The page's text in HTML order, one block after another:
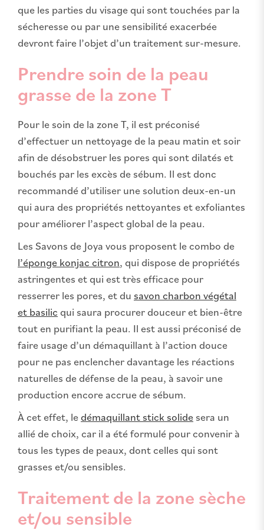
que les parties du visage qui sont touchées par la
sécheresse ou par une sensibilité exacerbée
devront faire l’objet d’un traitement sur-mesure.
Prendre soin de la peau
grasse de la zone T
Pour le soin de la zone T, il est préconisé
d’effectuer un nettoyage de la peau matin et soir
afin de désobstruer les pores qui sont dilatés et
bouchés par les excès de sébum. Il est donc
recommandé d’utiliser une solution deux-en-un
qui aura des propriétés nettoyantes et exfoliantes
pour améliorer l’aspect global de la peau.
Les Savons de Joya vous proposent le combo de
l’éponge konjac citron, qui dispose de propriétés
astringentes et qui est très efficace pour
resserrer les pores, et du savon charbon végétal
et basilic qui saura procurer douceur et bien-être
tout en purifiant la peau. Il est aussi préconisé de
faire usage d’un démaquillant à l’action douce
pour ne pas enclencher davantage les réactions
naturelles de défense de la peau, à savoir une
production encore accrue de sébum.
À cet effet, ledémaquillant stick solide sera un
allié de choix, car il a été formulé pour convenir à
tous les types de peaux, dont celles qui sont
grasses et/ou sensibles.
Traitement de la zone sèche
et/ou sensible